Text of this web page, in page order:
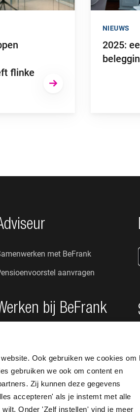
Ook gebruiken we cookies om
gebruiken we ook om content en
Zij kunnen deze gegevens
accepteren' als je instemt met alle
Onder 'Zelf instellen' vind je meer
flinke
2025:
NIEUWS
met BeFrank
aanvragen
bij BeFrank